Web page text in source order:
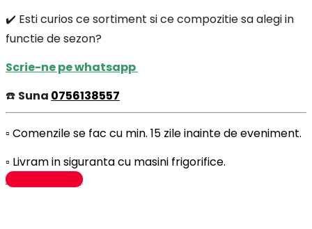
✔️ Esti curios ce sortiment si ce compozitie sa alegi in
functie de sezon?
Scrie-ne pe whatsapp
☎️ Suna 0756138557
▫️ Comenzile se fac cu min. 15 zile inainte de eveniment.
▫️ Livram in siguranta cu masini frigorifice.
Adaugă în coș